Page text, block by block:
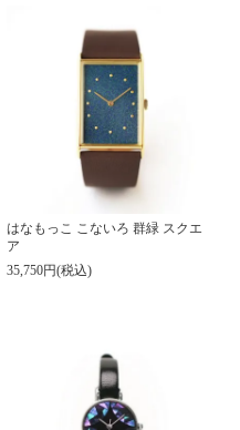
はなもっこ こないろ 群緑 スクエ
ア
35,750円(税込)